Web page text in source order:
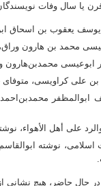
یا سال وفات نویسندگان
یعقوب بن اسحاق
محمد بن هارون وراق،
محمدبن‌هارون وراق،
کراویسی، متوفای 248 قمری؛
ابوالمظفر
علی أهل الأهواء،
اسلامی، نوشته
حال حاضر، هیچ نشانی